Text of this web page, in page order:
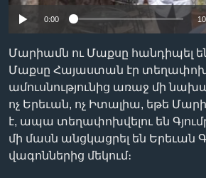
Լեզուներ
0:00
Մարիամն ու Մաքսը հանդիպել են
Մաքսը Հայաստան էր
ամուսնությունից առաջ մի
ոչ Երեւան, ոչ Իտալիա, եթե
է, ապա տեղափոխվելու են
մի մասն անցկացրել են Երեւան
վագոններից մեկում։